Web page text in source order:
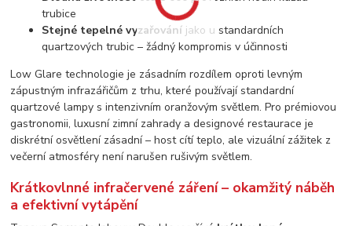
trubice
Stejné tepelné vyzařování jako u standardních
quartzových trubic – žádný kompromis v účinnosti
Low Glare technologie je zásadním rozdílem oproti levným
zápustným infrazářičům z trhu, které používají standardní
quartzové lampy s intenzivním oranžovým světlem. Pro prémiovou
gastronomii, luxusní zimní zahrady a designové restaurace je
diskrétní osvětlení zásadní – host cítí teplo, ale vizuální zážitek z
večerní atmosféry není narušen rušivým světlem.
Krátkovlnné infračervené záření – okamžitý náběh
a efektivní vytápění